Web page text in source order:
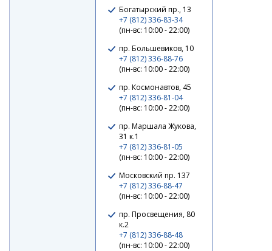
Поролоновая рыбка APS JIG-HEAD 175mm #214 UV
(3шт/упак)
210 ₽
Богатырский пр., 13
+7 (812) 336-83-34
(пн-вс: 10:00 - 22:00)
пр. Большевиков, 10
+7 (812) 336-88-76
(пн-вс: 10:00 - 22:00)
пр. Космонавтов, 45
+7 (812) 336-81-04
(пн-вс: 10:00 - 22:00)
пр. Маршала Жукова,
31 к.1
+7 (812) 336-81-05
(пн-вс: 10:00 - 22:00)
Московский пр. 137
+7 (812) 336-88-47
(пн-вс: 10:00 - 22:00)
пр. Просвещения, 80
к.2
+7 (812) 336-88-48
(пн-вс: 10:00 - 22:00)